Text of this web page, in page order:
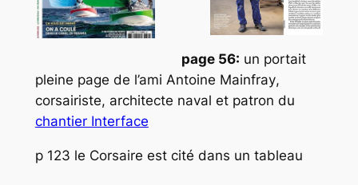
page 56: un portait
pleine page de l’ami Antoine Mainfray,
corsairiste, architecte naval et patron du
chantier Interface
p 123 le Corsaire est cité dans un tableau